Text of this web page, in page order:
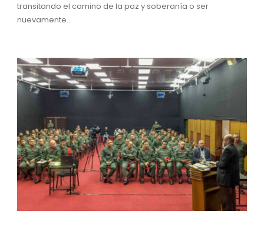
transitando el camino de la paz y soberanía o ser
nuevamente...